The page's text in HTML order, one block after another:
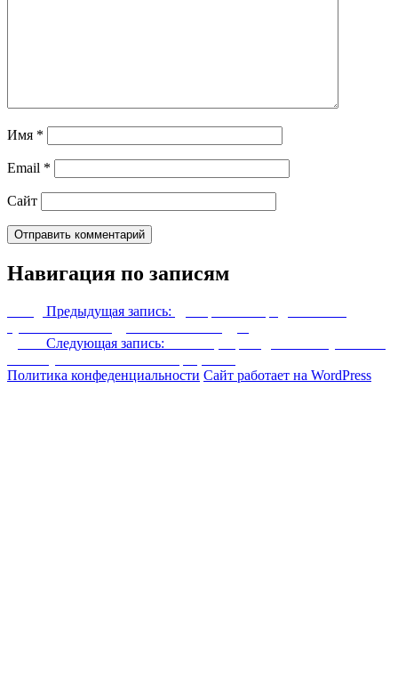
Имя *
Email *
Сайт
Навигация по записям
Предыдущая запись:
Следующая запись:
Политика конфеденциальности Сайт работает на WordPress